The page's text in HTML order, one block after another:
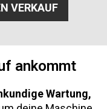
VERKAUF
ankommt
Wartung,